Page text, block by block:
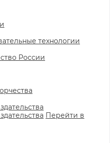
технологии
России
Перейти в